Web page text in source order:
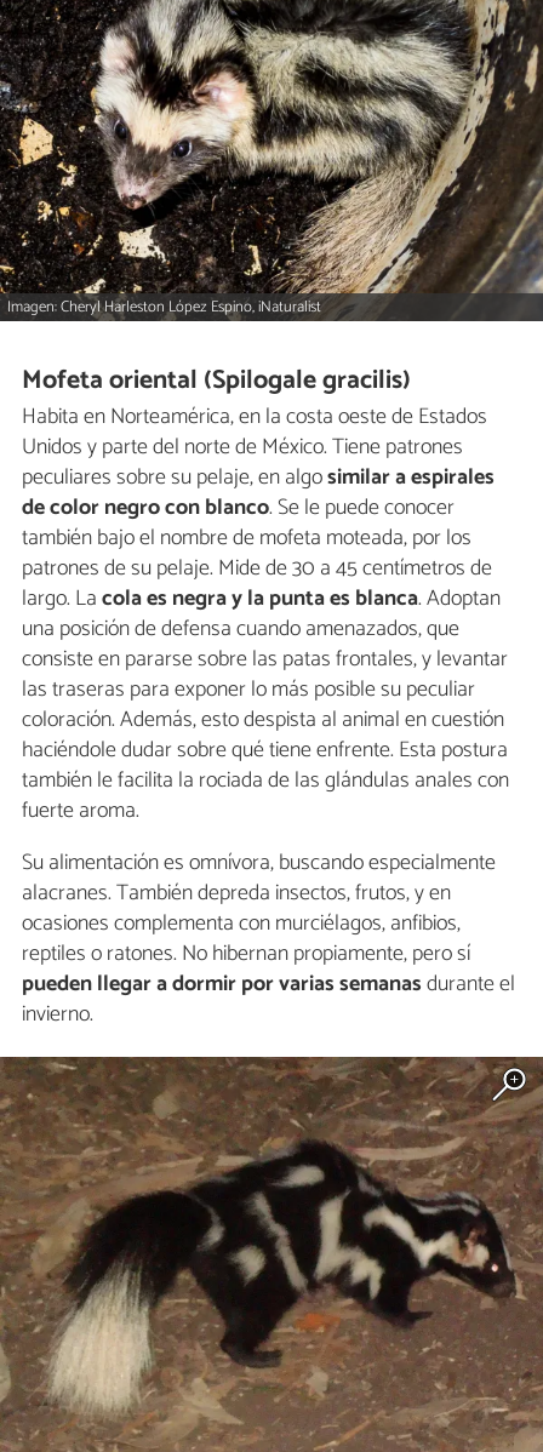
Imagen: Cheryl Harleston López Espino, iNaturalist
Mofeta oriental (Spilogale gracilis)
Habita en Norteamérica, en la costa oeste de Estados
Unidos y parte del norte de México. Tiene patrones
peculiares sobre su pelaje, en algosimilar a espirales
de color negro con blanco. Se le puede conocer
también bajo el nombre de mofeta moteada, por los
patrones de su pelaje. Mide de 30 a 45 centímetros de
largo. Lacola es negra y la punta es blanca. Adoptan
una posición de defensa cuando amenazados, que
consiste en pararse sobre las patas frontales, y levantar
las traseras para exponer lo más posible su peculiar
coloración. Además, esto despista al animal en cuestión
haciéndole dudar sobre qué tiene enfrente. Esta postura
también le facilita la rociada de las glándulas anales con
fuerte aroma.
Su alimentación es omnívora, buscando especialmente
alacranes. También depreda insectos, frutos, y en
ocasiones complementa con murciélagos, anfibios,
reptiles o ratones. No hibernan propiamente, pero sí
pueden llegar a dormir por varias semanasdurante el
invierno.